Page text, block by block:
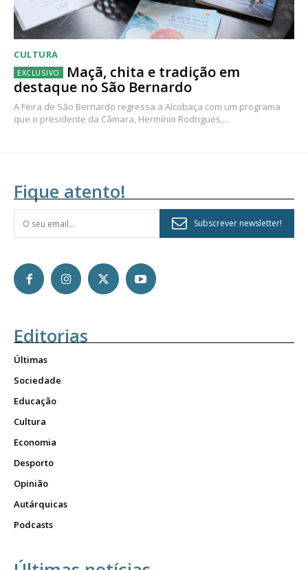
CULTURA
Maçã, chita e tradição em
destaque no São Bernardo
A Feira de São Bernardo regressa a Alcobaça com um programa
que o presidente da Câmara, Hermínio Rodrigues,...
Fique atento!
Subscrever newsletter!
Editorias
Últimas
Sociedade
Educação
Cultura
Economia
Desporto
Opinião
Autárquicas
Podcasts